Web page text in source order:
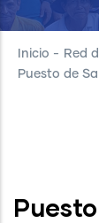
Inicio - Red
Puesto de